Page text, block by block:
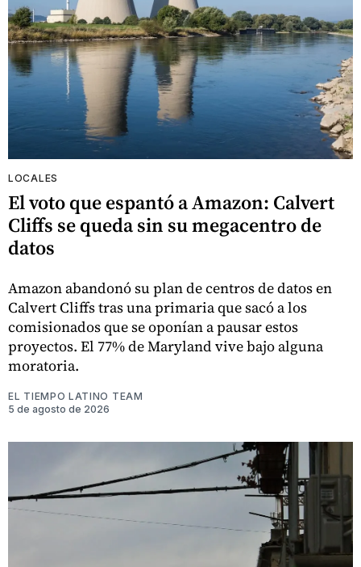
LOCALES
El voto que espantó a Amazon: Calvert
Cliffs se queda sin su megacentro de
datos
Amazon abandonó su plan de centros de datos en
Calvert Cliffs tras una primaria que sacó a los
comisionados que se oponían a pausar estos
proyectos. El 77% de Maryland vive bajo alguna
moratoria.
EL TIEMPO LATINO TEAM
5 de agosto de 2026